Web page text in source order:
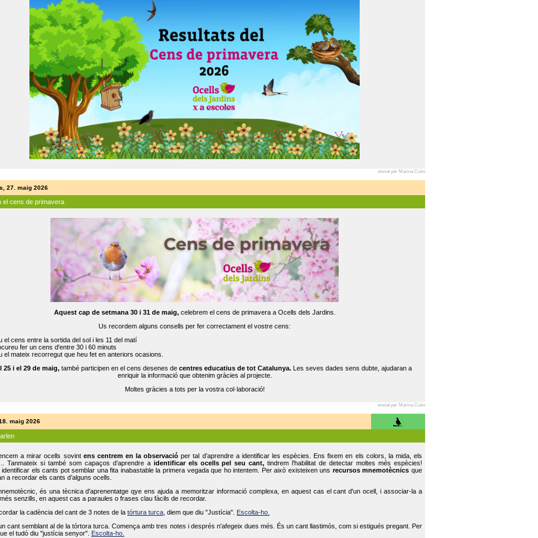
enviat per Marina Cuito
27. maig 2026
el cens de primavera
Aquest cap de setmana 30 i 31 de maig,celebrem el cens de primavera a Ocells dels Jardins.
Us recordem alguns consells per fer correctament el vostre cens:
el cens entre la sortida del sol i les 11 del matí
fer un cens d'entre 30 i 60 minuts
el mateix recorregut que heu fet en anteriors ocasions.
25 i el 29 de maig,també participen en el cens desenes de centres educatius de tot Catalunya.Les seves dades sens dubte, ajudaran a
enriquir la informació que obtenim gràcies al projecte.
Moltes gràcies a tots per la vostra col·laboració!
enviat per Marina Cuito
maig 2026
a mirar ocells sovint ens centrem en la observació per tal d’aprendre a identificar les espècies. Ens fixem en els colors, la mida, els
Tanmateix si també som capaços d’aprendre a identificar els ocells pel seu cant, tindrem l'habilitat de detectar moltes més espècies!
els cants pot semblar una fita inabastable la primera vegada que ho intentem. Per això existeixen uns recursos mnemotècnics que
a recordar els cants d’alguns ocells.
és una tècnica d'aprenentatge qye ens ajuda a memoritzar informació complexa, en aquest cas el cant d'un ocell, i associar-la a
senzills, en aquest cas a paraules o frases clau fàcils de recordar.
la cadència del cant de 3 notes de la tórtura turca , diem que diu "Justícia".
Escolta-ho.
cant semblant al de la tórtora turca. Comença amb tres notes i després n'afegeix dues més. És un cant llastimós, com si estigués pregant. Per
el tudó diu "justícia senyor".
Escolta-ho.